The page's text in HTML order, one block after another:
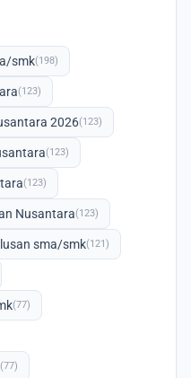
smk(198)
(123)
2026(123)
(123)
(123)
Nusantara(123)
sma/smk(121)
(77)
(77)